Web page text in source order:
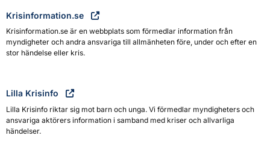
Krisinformation.se
Krisinformation.se är en webbplats som förmedlar information från
myndigheter och andra ansvariga till allmänheten före, under och efter en
stor händelse eller kris.
Lilla Krisinfo
Lilla Krisinfo riktar sig mot barn och unga. Vi förmedlar myndigheters och
ansvariga aktörers information i samband med kriser och allvarliga
händelser.